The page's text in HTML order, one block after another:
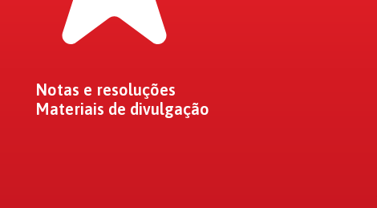
Notas e resoluções
Materiais de divulgação